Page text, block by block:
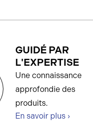
GUIDÉ PAR
L'EXPERTISE
Une connaissance
approfondie des
produits.
En savoir plus ›